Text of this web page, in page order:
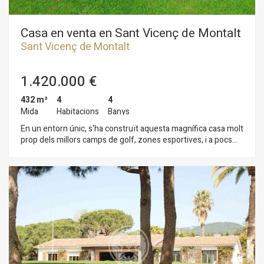
Casa en venta en Sant Vicenç de Montalt
Sant Vicenç de Montalt
1.420.000 €
432 m²
Mida
4
Habitacions
4
Banys
En un entorn únic, s'ha construït aquesta magnífica casa molt
prop dels millors camps de golf, zones esportives, i a pocs
piscina, jardí de fàcil manteniment, amb plantes autoctones
mediterrànies que creixen molt bé en aquesta zona. La casa
es distribueix en dues grans plantes més un gran soterrani,
en el qual actualment s'ha situat un excepcional celler. A la
planta baixa ens rep un esplèndid distribuïdor que dóna pas al
gran saló amb sortida directa a un espectacular porxo al
costat de la piscina; al costat del saló s'obre la gran cuina i la
zona de planxat. En la mateixa planta, per a major comoditat,